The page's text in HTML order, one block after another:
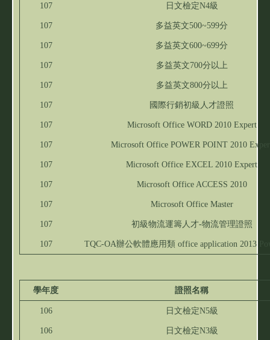
107 日文檢定N4級
107 多益英文500~599分
107 多益英文600~699分
107 多益英文700分以上
107 多益英文800分以上
107 國際行銷初級人才證照
107 Microsoft Office WORD 2010 Expert
107 Microsoft Office POWER POINT 2010
107 Microsoft Office EXCEL 2010 Expert
107 Microsoft Office ACCESS 2010
107 Microsoft Office Master
107 初級物流運籌人才-物流管理證照
107 TQC-OA辦公軟體應用類 office application 2013
學年度 證照名稱
106 日文檢定N5級
106 日文檢定N3級